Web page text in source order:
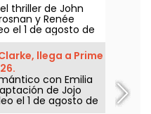
thriller de John
y Renée
el 1 de agosto de
llega a Prime
con Emilia
de Jojo
el 1 de agosto de